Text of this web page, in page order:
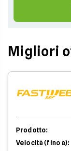
Migliori
Prodotto:
Velocità (fino a):